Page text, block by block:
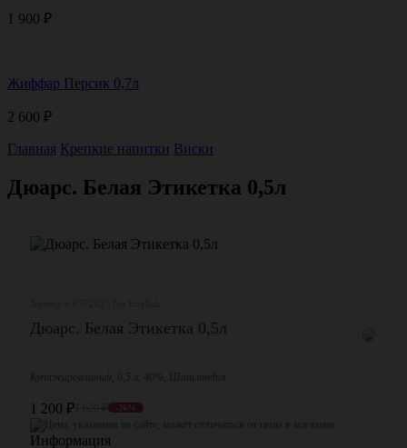
1 900 ₽
Жиффар Персик 0,7л
2 600 ₽
Главная Крепкие напитки Виски
Дюарс. Белая Этикетка 0,5л
Дюарс. Белая Этикетка 0,5л
1 200 ₽ -26%